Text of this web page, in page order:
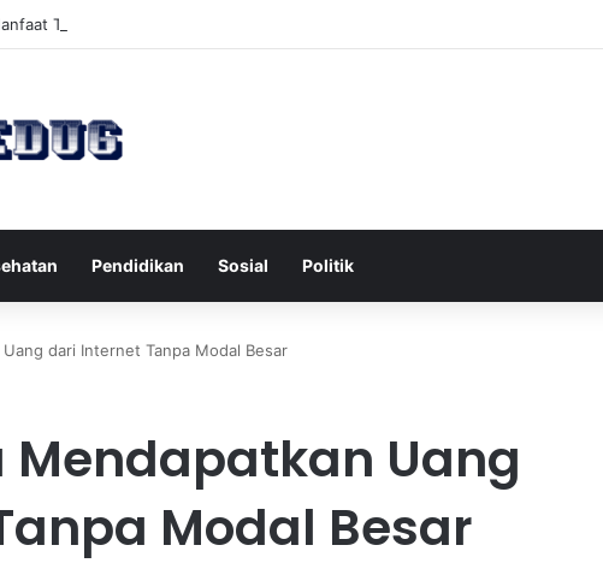
Tertawa untuk Kesehatan Jantung dan Peningkatan Ketenangan Mental
Pendidikan Sosial Politik
dari Internet Tanpa Modal Besar
Mendapatkan Uang
Modal Besar